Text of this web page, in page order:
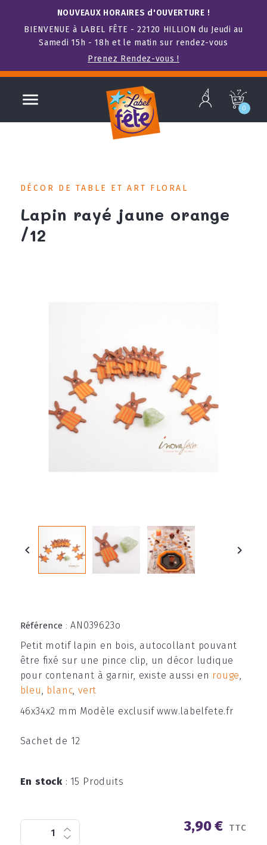
NOUVEAUX HORAIRES d'OUVERTURE !
BIENVENUE à LABEL FÊTE - 22120 HILLION du Jeudi au
Samedi 15h - 18h et le matin sur rendez-vous
Prenez Rendez-vous !
 b c
0
DÉCOR DE TABLE ET ART FLORAL
Lapin rayé jaune orange
/12
 
Référence : AN039623o
Petit motif lapin en bois, autocollant pouvant
être fixé sur une pince clip, un décor ludique
pour contenant à garnir, existe aussi en rouge
bleu
blanc vert
46x34x2 mm Modèle exclusif www.labelfete.fr
Sachet de 12
En stock: 15 Produits
3,90 € TTC